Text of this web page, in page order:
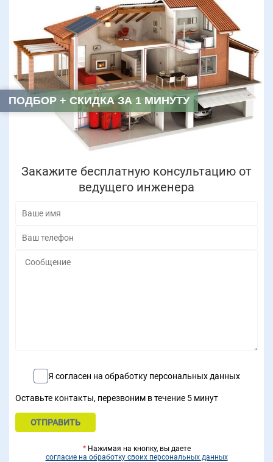
Закажите бесплатную консультацию от
ведущего инженера
Я согласен на обработку персональных данных
Оставьте контакты, перезвоним в течение 5 минут
*Нажимая на кнопку, вы даете
согласие на обработку своих персональных данных
ПОДБОР + СКИДКА ЗА 1 МИНУТУ